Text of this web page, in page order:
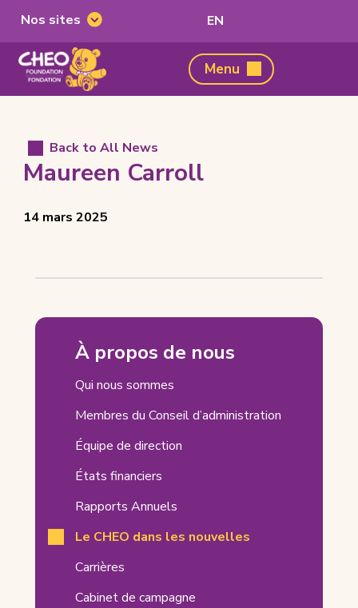
Nos
sites
Nos sites EN
l'anglais
Fondation
du
Menu
Back to All News
Maureen Carroll
Posted
View
14 mars 2025
Maureen
Carroll
Related
Pages
À propos de nous
Qui nous sommes
Membres du Conseil d’administration
Équipe de direction
États financiers
Rapports Annuels
Le CHEO dans les nouvelles
Carrières
Cabinet de campagne